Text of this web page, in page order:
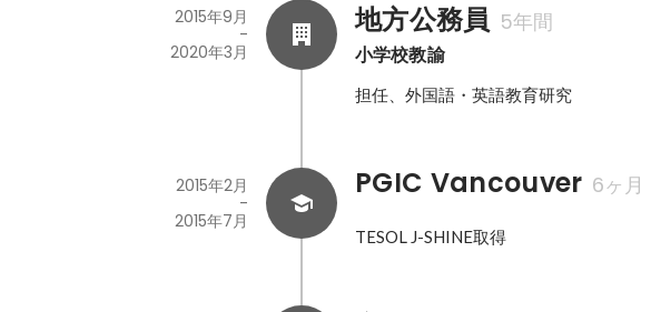
地方公務員 5年間
小学校教諭
2015年9月
-
2020年3月
担任、外国語・英語教育研究
PGIC Vancouver 6ヶ月
2015年2月
-
2015年7月
TESOL J-SHINE取得